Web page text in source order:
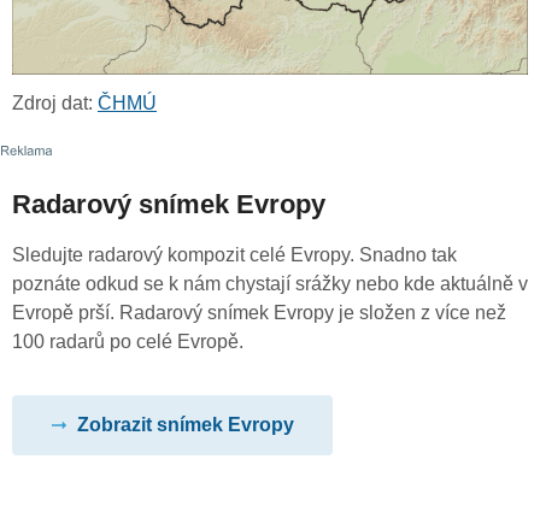
Zdroj dat: ČHMÚ
Radarový snímek Evropy
Sledujte radarový kompozit celé Evropy. Snadno tak
poznáte odkud se k nám chystají srážky nebo kde aktuálně v
Evropě prší. Radarový snímek Evropy je složen z více než
100 radarů po celé Evropě.
Zobrazit snímek Evropy